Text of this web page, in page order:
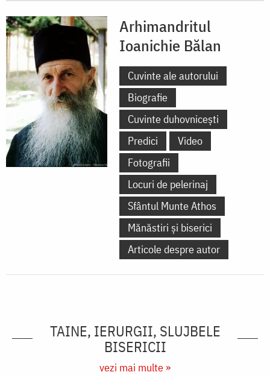
Arhimandritul
Ioanichie Bălan
Cuvinte ale autorului
Biografie
Cuvinte duhovnicești
Predici
Video
Fotografii
Locuri de pelerinaj
Sfântul Munte Athos
Mănăstiri și biserici
Articole despre autor
TAINE, IERURGII, SLUJBELE
BISERICII
vezi mai multe »